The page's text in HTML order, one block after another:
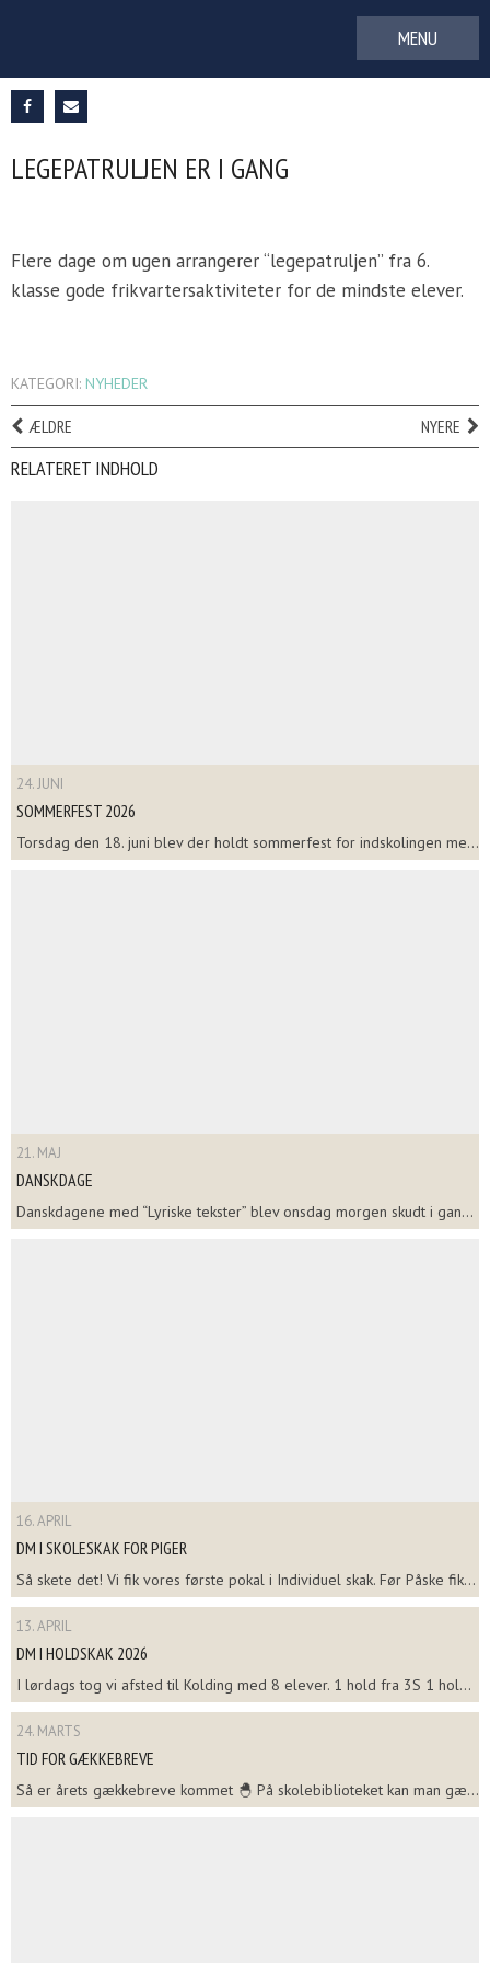
LEGEPATRULJEN ER I GANG
Flere dage om ugen arrangerer “legepatruljen” fra 6.
klasse gode frikvartersaktiviteter for de mindste elever.
KATEGORI: NYHEDER
ÆLDRE NYERE
RELATERET INDHOLD
24. JUNI
SOMMERFEST 2026
Torsdag den 18. juni blev der holdt sommerfest for indskolingen me...
21. MAJ
DANSKDAGE
Danskdagene med “Lyriske tekster” blev onsdag morgen skudt i gan...
16. APRIL
DM I SKOLESKAK FOR PIGER
Så skete det! Vi fik vores første pokal i Individuel skak. Før Påske fik...
13. APRIL
DM I HOLDSKAK 2026
I lørdags tog vi afsted til Kolding med 8 elever. 1 hold fra 3S 1 hol...
24. MARTS
TID FOR GÆKKEBREVE
Så er årets gækkebreve kommet 🐣 På skolebiblioteket kan man gæ...